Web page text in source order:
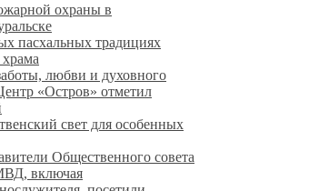
охраны в
пасхальных традициях
любви и духовного
«Остров» отметил
свет для особенных
Общественного совета
включая